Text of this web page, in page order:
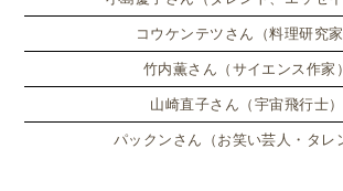
に。
イギリス親子留学＆教師宅ホー
すめ
コウケンテツさん（料理研究家
竹内薫さん（サイエンス作家）
山崎直子さん（宇宙飛行士）
パックンさん（お笑い芸人・タレ